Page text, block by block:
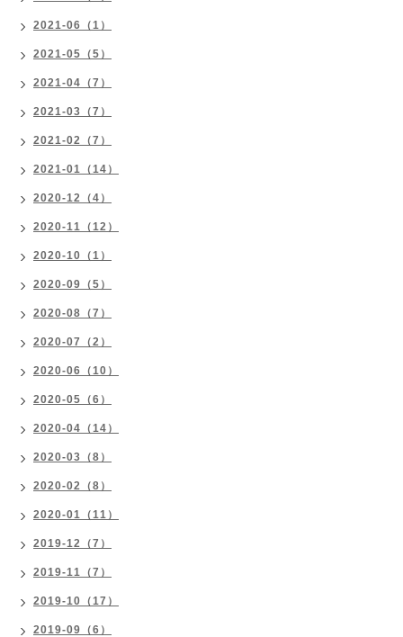
2021-06（1）
2021-05（5）
2021-04（7）
2021-03（7）
2021-02（7）
2021-01（14）
2020-12（4）
2020-11（12）
2020-10（1）
2020-09（5）
2020-08（7）
2020-07（2）
2020-06（10）
2020-05（6）
2020-04（14）
2020-03（8）
2020-02（8）
2020-01（11）
2019-12（7）
2019-11（7）
2019-10（17）
2019-09（6）